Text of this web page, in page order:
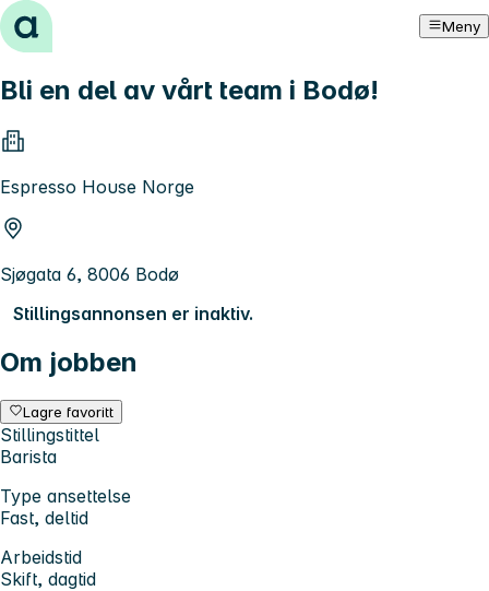
Hopp til innhold Meny
Bli en del av vårt team i Bodø!
Espresso House Norge
Sjøgata 6, 8006 Bodø
Stillingsannonsen er inaktiv.
Om jobben
Lagre favoritt
Stillingstittel
Barista
Type ansettelse
Fast, deltid
Arbeidstid
Skift, dagtid